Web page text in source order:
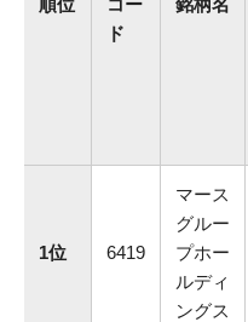
順位
コー
ド
銘柄名
1位 6419
マース
グルー
プホー
ルディ
ングス